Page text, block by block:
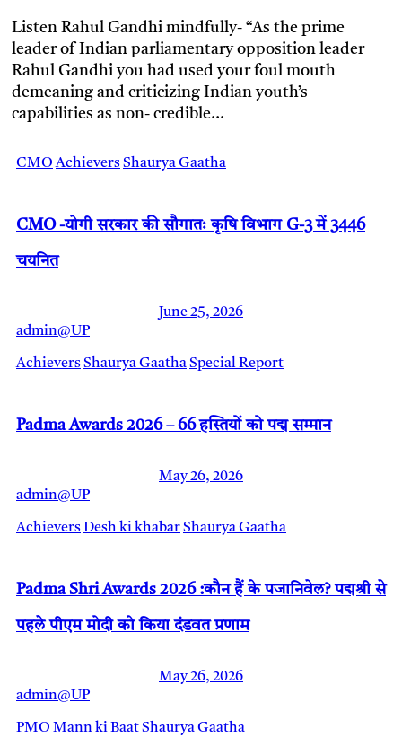
Listen Rahul Gandhi mindfully- “As the prime
leader of Indian parliamentary opposition leader
Rahul Gandhi you had used your foul mouth
demeaning and criticizing Indian youth’s
capabilities as non- credible…
CMO AchieversShaurya Gaatha
CMO -योगी सरकार की सौगातः कृषि विभाग G-3 में 3446
चयनित
June 25, 2026
admin@UP
AchieversShaurya GaathaSpecial Report
Padma Awards 2026 – 66 हस्तियों को पद्म सम्मान
May 26, 2026
admin@UP
AchieversDesh ki khabarShaurya Gaatha
Padma Shri Awards 2026 :कौन हैं के पजानिवेल? पद्मश्री से
पहले पीएम मोदी को किया दंडवत प्रणाम
May 26, 2026
admin@UP
PMO Mann ki BaatShaurya Gaatha